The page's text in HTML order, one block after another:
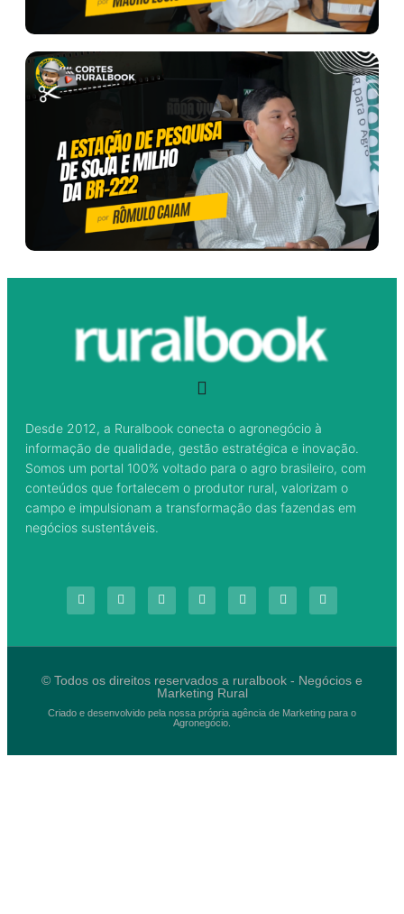
Desde 2012, a Ruralbook conecta o agronegócio à
informação de qualidade, gestão estratégica e inovação.
Somos um portal 100% voltado para o agro brasileiro, com
conteúdos que fortalecem o produtor rural, valorizam o
campo e impulsionam a transformação das fazendas em
negócios sustentáveis.
© Todos os direitos reservados a ruralbook - Negócios e
Marketing Rural
Criado e desenvolvido pela nossa própria agência de Marketing para o
Agronegócio.